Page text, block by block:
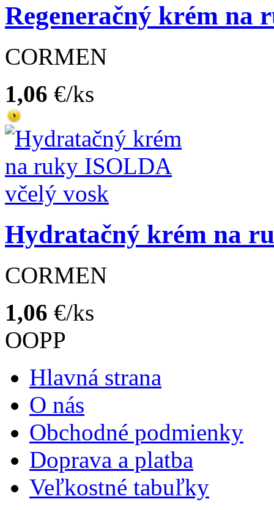
Regeneračný krém na
CORMEN
1,06 €/ks
Hydratačný krém na
CORMEN
1,06 €/ks
OOPP
Hlavná strana
O nás
Obchodné podmienky
Doprava a platba
Veľkostné tabuľky